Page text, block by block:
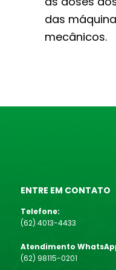
das
mecânicos.
ENTRE EM CONTATO
Telefone:
(62) 4013-4433
Atendimento
(62) 98115-0201